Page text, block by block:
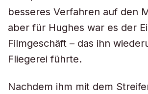
besseres Verfahren auf den
aber für Hughes war es der
Filmgeschäft – das ihn
Fliegerei führte.
Nachdem ihm mit dem